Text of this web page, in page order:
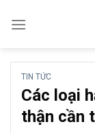
TIN TỨC
Các loại
thận cần